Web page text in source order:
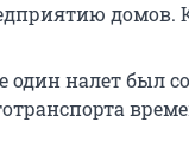
домов.
один налет был